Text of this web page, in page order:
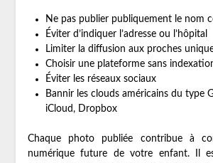
Ne pas publier publiquement le nom
Éviter d’indiquer l’adresse ou l’hôpital
Limiter la diffusion aux proches
Choisir une plateforme sans
Éviter les réseaux sociaux
Bannir les clouds américains du type
iCloud, Dropbox
Chaque photo publiée contribue à
numérique future de votre enfant. Il